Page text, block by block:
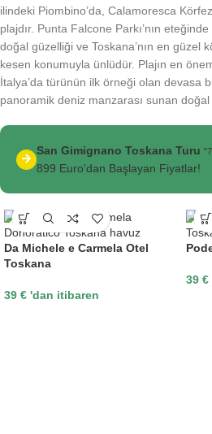
ilindeki Piombino’da, Calamoresca
plajdır. Punta Falcone Parkı’nın
doğal güzelliği ve Toskana’nın en güzel
kesen konumuyla ünlüdür. Plajın en
İtalya’da türünün ilk örneği olan devasa
panoramik deniz manzarası sunan doğal
San Gimignano Toskana Turu
899 Euro'dan Başlayan Fiyatlar!
Da Michele e Carmela Otel
Toskana
39 € 'dan itibaren
39 €